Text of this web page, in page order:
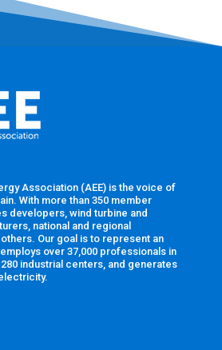
Association (AEE) is the voice of
With more than 350 member
developers, wind turbine and
national and regional
Our goal is to represent an
over 37,000 professionals in
industrial centers, and generates